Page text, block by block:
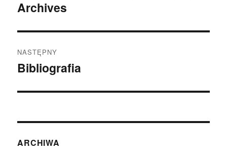
Archives
NASTĘPNY
Następny
Bibliografia
ARCHIWA